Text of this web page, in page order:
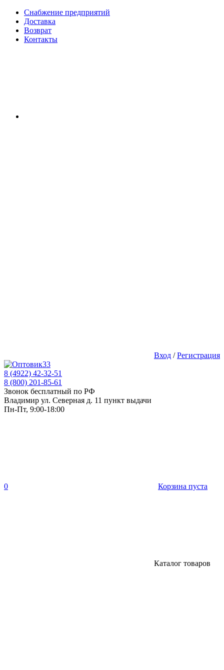
Снабжение предприятий
Доставка
Возврат
Контакты
Вход /Регистрация
8 (4922) 42-32-51
8 (800) 201-85-61
Звонок бесплатный по РФ
Владимир ул. Северная д. 11 пункт выдачи
Пн-Пт, 9:00-18:00
0 Корзина пуста
Каталог товаров